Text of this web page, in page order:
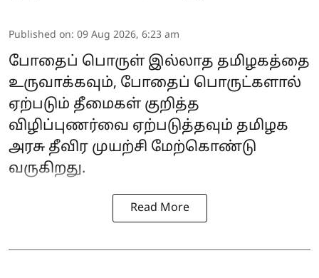
Published on: 09 Aug 2026, 6:23 am
போதைப் பொருள் இல்லாத தமிழகத்தை
உருவாக்கவும், போதைப் பொருட்களால்
ஏற்படும் தீமைகள் குறித்த
விழிப்புணர்வை ஏற்படுத்தவும் தமிழக
அரசு தீவிர முயற்சி மேற்கொண்டு
வருகிறது.
Read More